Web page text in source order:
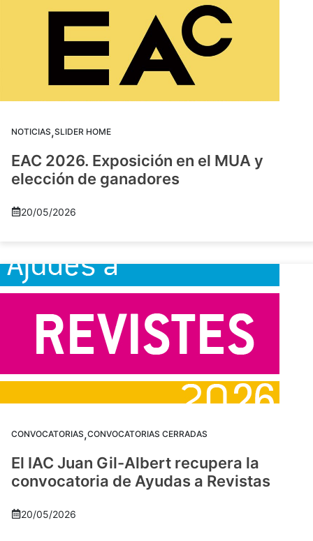
NOTICIAS,SLIDER HOME
EAC 2026. Exposición en el MUA y
elección de ganadores
20/05/2026
CONVOCATORIAS,CONVOCATORIAS CERRADAS
El IAC Juan Gil-Albert recupera la
convocatoria de Ayudas a Revistas
20/05/2026